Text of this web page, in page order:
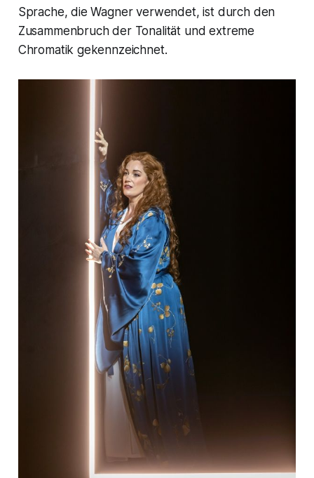
Sprache, die Wagner verwendet, ist durch den
Zusammenbruch der Tonalität und extreme
Chromatik gekennzeichnet.